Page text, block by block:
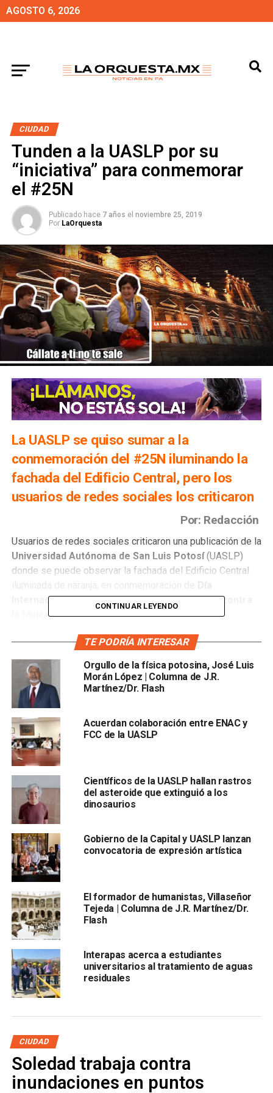
AGOSTO 6, 2026
CIUDAD
Tunden a la UASLP por su
“iniciativa” para conmemorar
el #25N
Publicado hace 7 años el noviembre 25, 2019
Por LaOrquesta
La UASLP se quiso sumar a la
conmemoración del #25N iluminando la
fachada del Edificio Central, pero los
usuarios de redes sociales los criticaron
Por: Redacción
Usuarios de redes sociales criticaron una publicación de la
Universidad Autónoma de San Luis Potosí(UASLP)
donde se puede observar la fachada del Edificio Central
Internacional de la Eliminación de la Violencia contra
la Mujer.
En la publicación, la casa de estudios señala que se
el mundo de naranja: Generación igualdad se opone a la
violación”.
Al respecto,
UASLP, pues afirmaron que la institución no ha
implementado los protocolos necesarios para evitar que
las alumnas sean víctimas de acoso por parte d el
no se han atendido las denuncias en este ámbito.
“Muy bonito y todo, pero
denuncias de acoso y tomen cartas en el asunto ¿No?
De paso se pueden sumar dándole revisión y difusión al
protocolo, sancionando a los acosadores que tienen en
nómina, y no criminalizando a las estudiantes que
protestan por sus omisiones”.
hizopintas para condenar el acoso que se vive al
interior de la institución , tras lo cual, la UASLP afirmó
que interpondría denuncias contra las presuntas
responsables.
CONTINUAR LEYENDO
TE PODRÍA INTERESAR
Orgullo de la física potosina, José Luis
Morán López | Columna de J.R.
Martínez/Dr. Flash
Acuerdan colaboración entre ENAC y
FCC de la UASLP
Científicos de la UASLP hallan rastros
del asteroide que extinguió a los
dinosaurios
Gobierno de la Capital y UASLP lanzan
convocatoria de expresión artística
El formador de humanistas, Villaseñor
Tejeda | Columna de J.R. Martínez/Dr.
Flash
Interapas acerca a estudiantes
universitarios al tratamiento de aguas
residuales
CIUDAD
Soledad trabaja contra
inundaciones en puntos